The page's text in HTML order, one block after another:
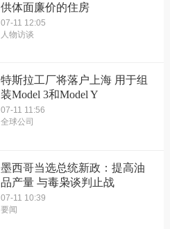
供体面廉价的住房
07-11 12:05
人物访谈
特斯拉工厂将落户上海 用于组
装Model 3和Model Y
07-11 11:56
全球公司
墨西哥当选总统新政：提高油
品产量 与毒枭谈判止战
07-11 10:39
要闻